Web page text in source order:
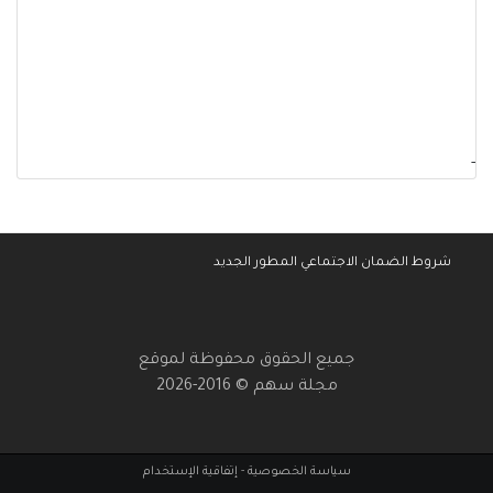
-
شروط الضمان الاجتماعي المطور الجديد
جميع الحقوق محفوظة لموقع
مجلة سهم © 2016-2026
سياسة الخصوصية - إتفاقية الإستخدام